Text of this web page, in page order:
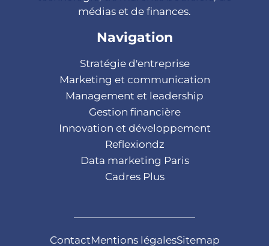
médias et de finances.
Navigation
Stratégie d'entreprise
Marketing et communication
Management et leadership
Gestion financière
Innovation et développement
Reflexiondz
Data marketing Paris
Cadres Plus
ContactMentions légalesSitemap